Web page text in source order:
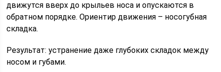
движутся вверх до крыльев носа и опускаются в
обратном порядке. Ориентир движения – носогубная
складка.
Результат: устранение даже глубоких складок между
носом и губами.